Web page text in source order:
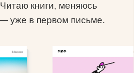
книги, меняюсь
уже в первом письме.